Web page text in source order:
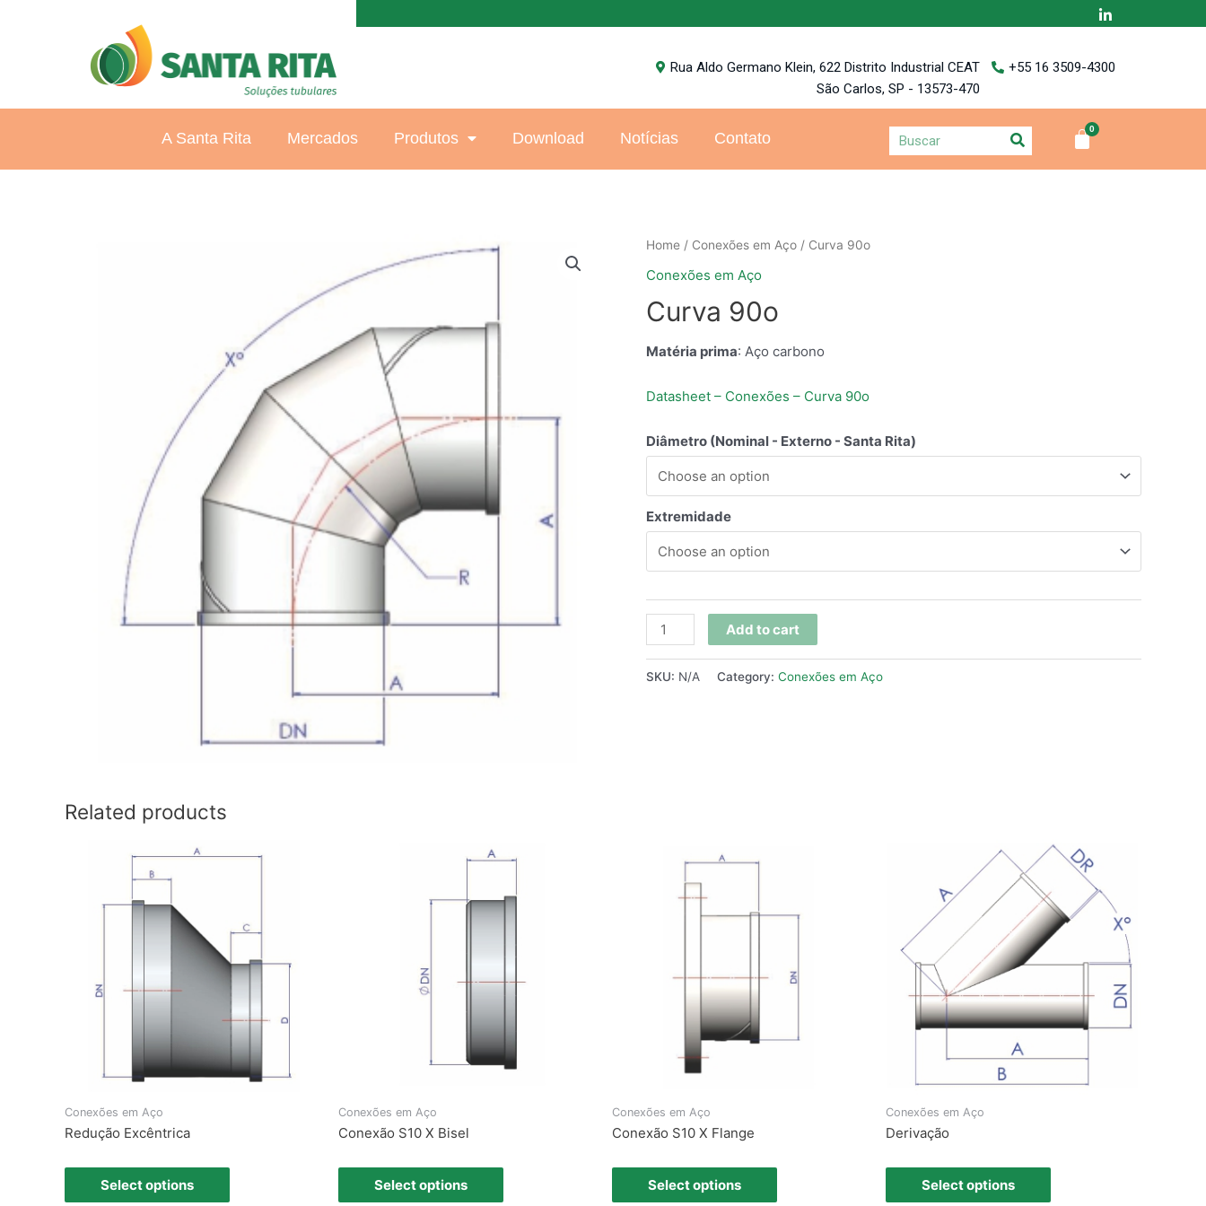
Rua Aldo Germano Klein, 622 Distrito Industrial CEAT
São Carlos, SP - 13573-470
+55 16 3509-4300
A Santa Rita Mercados Produtos Download Notícias Contato
Home / Conexões em Aço / Curva 90o
Conexões em Aço
Curva 90o
Matéria prima: Aço carbono
Datasheet – Conexões – Curva 90o
Diâmetro (Nominal - Externo - Santa Rita)
Extremidade
Add to cart
SKU: N/A Category: Conexões em Aço
Related products
Conexões em Aço
Redução Excêntrica
Select options
Conexões em Aço
Conexão S10 X Bisel
Select options
Conexões em Aço
Conexão S10 X Flange
Select options
Conexões em Aço
Derivação
Select options